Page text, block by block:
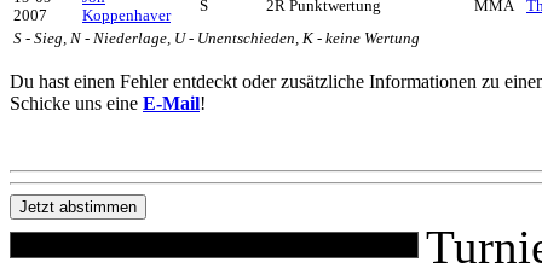
2007
Koppenhaver
S 2R Punktwertung MMA
S - Sieg, N - Niederlage, U - Unentschieden, K - keine Wertung
Du hast einen Fehler entdeckt oder zusätzliche Informationen zu
Schicke uns eine E-Mail!